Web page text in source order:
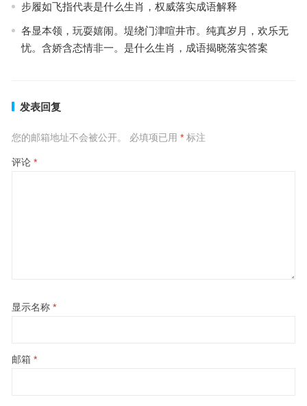
步履如飞指代表是什么生肖，权威落实成语解释
各显本领，玩耍嬉闹。堤绕门津喧井市。纯真岁月，欢乐无
忧。含娇含态情非一。是什么生肖，成语揭晓落实答案
发表回复
您的邮箱地址不会被公开。 必填项已用 *标注
评论 *
显示名称 *
邮箱 *